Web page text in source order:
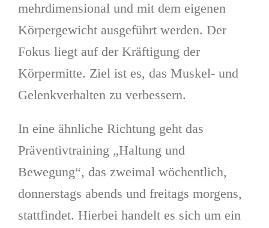
mehrdimensional und mit dem eigenen
Körpergewicht ausgeführt werden. Der
Fokus liegt auf der Kräftigung der
Körpermitte. Ziel ist es, das Muskel- und
Gelenkverhalten zu verbessern.
In eine ähnliche Richtung geht das
Präventivtraining „Haltung und
Bewegung“, das zweimal wöchentlich,
donnerstags abends und freitags morgens,
stattfindet. Hierbei handelt es sich um ein